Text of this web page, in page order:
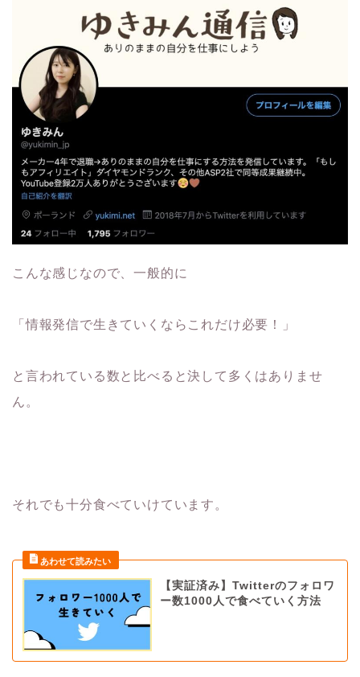
こんな感じなので、一般的に
「情報発信で生きていくならこれだけ必要！」
と言われている数と比べると決して多くはありませ
ん。
それでも十分食べていけています。
【実証済み】Twitterのフォロワ
ー数1000人で食べていく方法